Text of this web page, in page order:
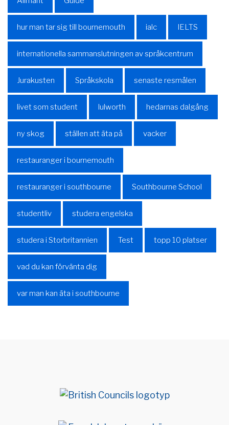
hur man tar sig till bournemouth ialc IELTS
internationella sammanslutningen av språkcentrum
Jurakusten Språkskola senaste resmålen
livet som student lulworth hedarnas dalgång
ny skog ställen att äta på vacker
restauranger i bournemouth
restauranger i southbourne Southbourne School
studentliv studera engelska
studera i Storbritannien Test topp 10 platser
vad du kan förvänta dig
var man kan äta i southbourne